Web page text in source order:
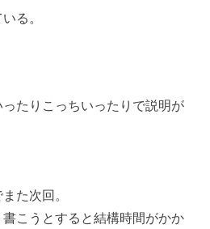
る。
たりこっちいったりで説明が
た次回。
こうとすると結構時間がかか